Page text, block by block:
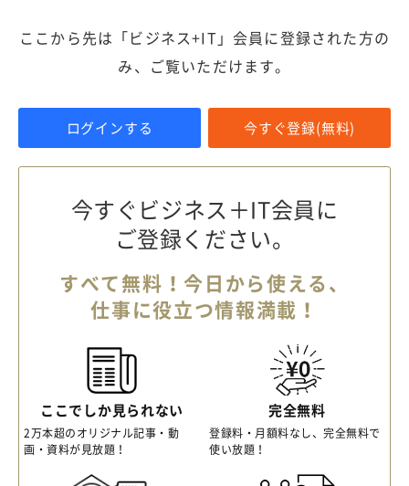
ここから先は「ビジネス+IT」会員に登録された方の
み、ご覧いただけます。
ログインする 今すぐ登録(無料)
今すぐビジネス＋IT会員に
ご登録ください。
すべて無料！今日から使える、
仕事に役立つ情報満載！
ここでしか見られない
2万本超のオリジナル記事・動
画・資料が見放題！
完全無料
登録料・月額料なし、完全無料で
使い放題！